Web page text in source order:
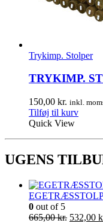
Trykimp. Stolper
TRYKIMP.
150,00 kr. inkl.
Tilføj til kurv
Quick View
UGENS
0 out of 5
665,00kr. Den
532,00